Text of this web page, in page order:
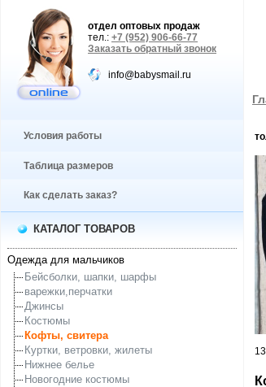
отдел оптовых продаж
тел.: +7 (952) 906-66-77
Заказать обратный звонок
info@babysmail.ru
Условия работы
Таблица размеров
Как сделать заказ?
КАТАЛОГ ТОВАРОВ
Одежда для мальчиков
Бейсболки, шапки, шарфы
варежки,перчатки
Джинсы
Костюмы
Кофты, свитера
Куртки, ветровки, жилеты
Нижнее белье
Новогодние костюмы